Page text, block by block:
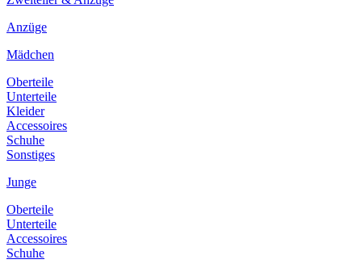
Anzüge
Mädchen
Oberteile
Unterteile
Kleider
Accessoires
Schuhe
Sonstiges
Junge
Oberteile
Unterteile
Accessoires
Schuhe